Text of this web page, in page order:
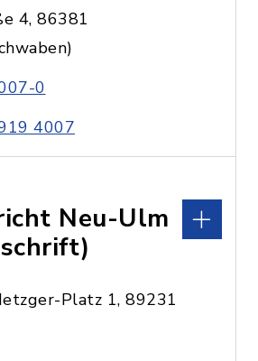
4, 86381
0
4007
Neu-Ulm
Platz 1, 89231